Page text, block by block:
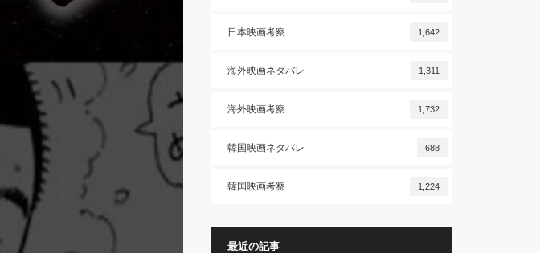
日本映画考察 1,642
海外映画ネタバレ 1,311
海外映画考察 1,732
韓国映画ネタバレ 688
韓国映画考察 1,224
最近の記事